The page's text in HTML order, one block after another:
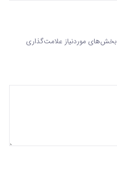
بخش‌های موردنیاز علامت‌گذاری